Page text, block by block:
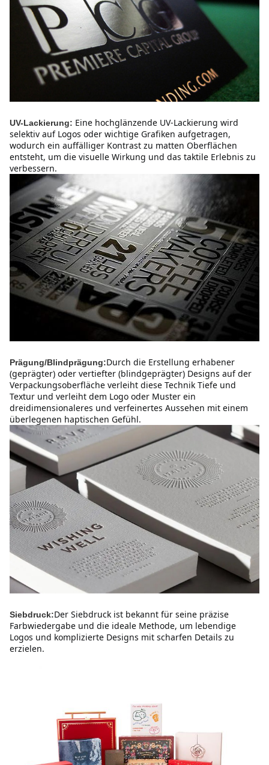
UV-Lackierung: Eine hochglänzende UV-Lackierung wird
selektiv auf Logos oder wichtige Grafiken aufgetragen,
wodurch ein auffälliger Kontrast zu matten Oberflächen
entsteht, um die visuelle Wirkung und das taktile Erlebnis zu
verbessern.
Prägung/Blindprägung:Durch die Erstellung erhabener
(geprägter) oder vertiefter (blindgeprägter) Designs auf der
Verpackungsoberfläche verleiht diese Technik Tiefe und
Textur und verleiht dem Logo oder Muster ein
dreidimensionaleres und verfeinertes Aussehen mit einem
überlegenen haptischen Gefühl.
Siebdruck:Der Siebdruck ist bekannt für seine präzise
Farbwiedergabe und die ideale Methode, um lebendige
Logos und komplizierte Designs mit scharfen Details zu
erzielen.